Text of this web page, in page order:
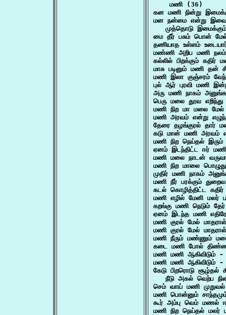
    மணி (36)
கன மணி நின்று
மன நன்மை என்று
முத்தொடு இமைக்கும்
மை தீர் பசும் பொன்
தணியாத உள்ளம்
மண்ணி அறிப மணி
கல்லில் பிறக்கும்
மாசு படினும் மணி
மணி இலா குஞ்சரம்
புல் ஆர் புரவி மணி
அரு மணி நாகம்
பெரு மலை தூவ
மணி நிற மா மலை
மணி அரவம் என்று
தேரை தழங்குரல் தார்
கடு மான் மணி அரவம்
மணி நிற நெய்தல்
ஏனம் இடந்திட்ட ஈர்
மணி மலை நாடன்
மணி நிற மாலை
முதிர் மணி நாகம்
மணி நீர் பரக்கும்
கடல் கொழித்திட்ட
மணி எழில் மேனி மலர்
கறங்கு மணி நெடும்
ஏனம் இடந்த மணி
மணி குரல் மேல்
மணி குரல் மேல்
மணி நீரும் மண்ணும்
கடை மணி போல்
மணி மணி ஆகிவிடும்
மணி மணி ஆகிவிடும்
கேடு பிறரொடு சூழ்தல்
நீடு அகல் வெற்ப
செம் வாய் மணி
மணி பொன்னும்
கூர் அம்பு வெம் மணல்
மணி நிற நெய்தல்